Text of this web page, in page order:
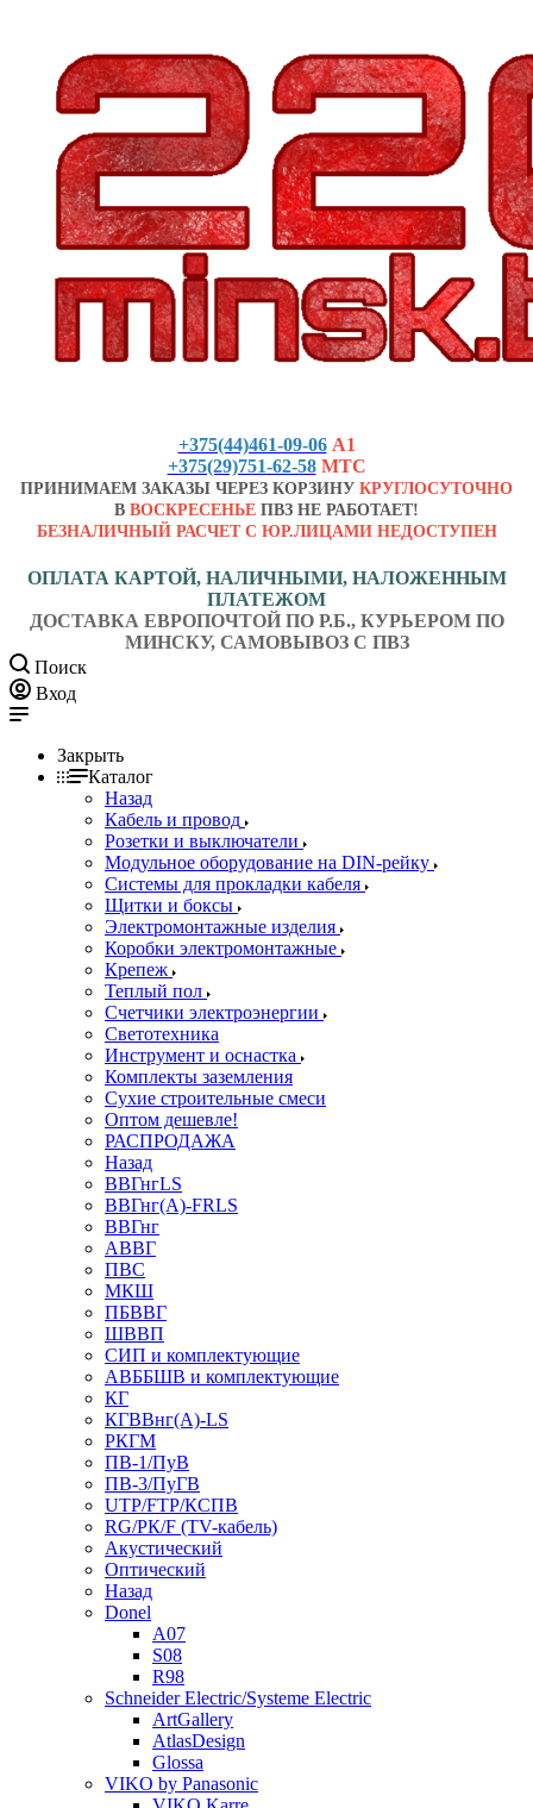
+375(44)461-09-06 А1
+375(29)751-62-58 МТС
ПРИНИМАЕМ ЗАКАЗЫ ЧЕРЕЗ КОРЗИНУ КРУГЛОСУТОЧНО
В ВОСКРЕСЕНЬЕ ПВЗ НЕ РАБОТАЕТ!
БЕЗНАЛИЧНЫЙ РАСЧЕТ С ЮР.ЛИЦАМИ НЕДОСТУПЕН
ОПЛАТА КАРТОЙ, НАЛИЧНЫМИ, НАЛОЖЕННЫМ
ПЛАТЕЖОМ
ДОСТАВКА ЕВРОПОЧТОЙ ПО Р.Б., КУРЬЕРОМ ПО
МИНСКУ, САМОВЫВОЗ С ПВЗ
Поиск
Вход
Закрыть
Каталог
Назад
Кабель и провод
Розетки и выключатели
Модульное оборудование на DIN-рейку
Системы для прокладки кабеля
Щитки и боксы
Электромонтажные изделия
Коробки электромонтажные
Крепеж
Теплый пол
Счетчики электроэнергии
Светотехника
Инструмент и оснастка
Комплекты заземления
Сухие строительные смеси
Оптом дешевле!
РАСПРОДАЖА
Назад
ВВГнгLS
ВВГнг(А)-FRLS
ВВГнг
АВВГ
ПВС
МКШ
ПБВВГ
ШВВП
СИП и комплектующие
АВББШВ и комплектующие
КГ
КГВВнг(А)-LS
РКГМ
ПВ-1/ПуВ
ПВ-3/ПуГВ
UTP/FTP/КСПВ
RG/РК/F (TV-кабель)
Акустический
Оптический
Назад
Donel
A07
S08
R98
Schneider Electric/Systeme Electric
ArtGallery
AtlasDesign
Glossa
VIKO by Panasonic